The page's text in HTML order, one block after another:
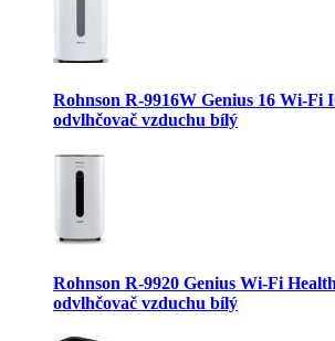
Rohnson R-9916W Genius 16 Wi-Fi
odvlhčovač vzduchu bílý
Rohnson R-9920 Genius Wi-Fi
odvlhčovač vzduchu bílý